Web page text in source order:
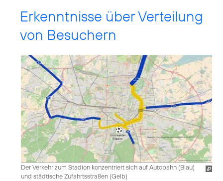
Erkenntnisse über Verteilung
von Besuchern
Der Verkehr zum Stadion konzentriert sich auf Autobahn (Blau)
und städtische Zufahrtsstraßen (Gelb)